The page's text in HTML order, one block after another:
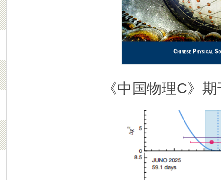
《中国物理C》